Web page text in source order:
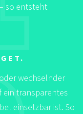
so entsteht
wechselnder
ein transparentes
einsetzbar ist. So